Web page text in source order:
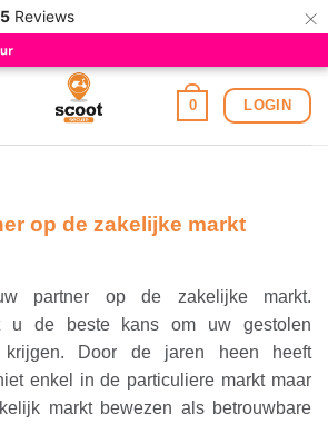
Reviews ×
0 LOGIN
op de zakelijke markt
partner op de zakelijke markt.
u de beste kans om uw gestolen
Door de jaren heen heeft
enkel in de particuliere markt maar
markt bewezen als betrouwbare